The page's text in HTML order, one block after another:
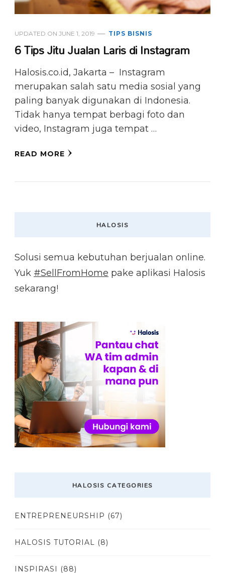
UPDATED ON JUNE 1, 2019 TIPS BISNIS
6 Tips Jitu Jualan Laris di Instagram
Halosis.co.id, Jakarta – Instagram
merupakan salah satu media sosial yang
paling banyak digunakan di Indonesia.
Tidak hanya tempat berbagi foto dan
video, Instagram juga tempat …
READ MORE
HALOSIS
Solusi semua kebutuhan berjualan online.
Yuk #SellFromHome pake aplikasi Halosis
sekarang!
HALOSIS CATEGORIES
ENTREPRENEURSHIP (67)
HALOSIS TUTORIAL (8)
INSPIRASI (88)